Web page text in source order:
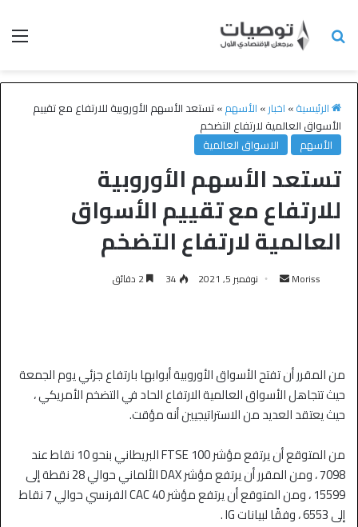
الرئيسية» اخبار» الأسهم»تستعد الأسهم الأوروبية للارتفاع مع تقييم
الأسواق العالمية لارتفاع التضخم
الأسهم
الاسواق العالمية
تستعد الأسهم الأوروبية
للارتفاع مع تقييم الأسواق
العالمية لارتفاع التضخم
Moriss نوفمبر 5, 2021 34
من المقرر أن تفتح الأسواق الأوروبية أبوابها بارتفاع جزئي يوم الجمعة
حيث تتجاهل الأسواق العالمية الارتفاع الحاد في التضخم الأمريكي ،
حيث يعتقد العديد من الاستراتيجيين أنه مؤقت.
من المتوقع أن يرتفع مؤشر FTSE 100 البريطاني بنحو 10 نقاط عند
7098 ، ومن المقرر أن يرتفع مؤشر DAX الألماني حوالي 28 نقطة إلى
15599 ، ومن المتوقع أن يرتفع مؤشر CAC 40 الفرنسي حوالي 7 نقاط
إلى 6553 ، وفقًا لبيانات IG .